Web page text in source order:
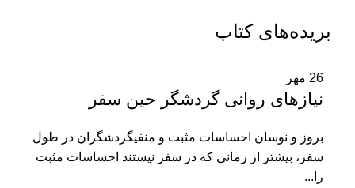
بریده‌های کتاب
26 مهر
نیازهای روانی گردشگر حین سفر
بروز و نوسان احساسات مثبت و منفیگردشگران در طول
سفر، بيشتر از زمانی ‌كه در سفر نيستند احساسات مثبت
را...